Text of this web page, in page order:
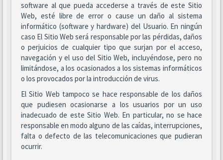
software al que pueda accederse a través de este Sitio
Web, esté libre de error o cause un daño al sistema
informático (software y hardware) del Usuario. En ningún
caso El Sitio Web será responsable por las pérdidas, daños
o perjuicios de cualquier tipo que surjan por el acceso,
navegación y el uso del Sitio Web, incluyéndose, pero no
limitándose, a los ocasionados a los sistemas informáticos
o los provocados por la introducción de virus.
El Sitio Web tampoco se hace responsable de los daños
que pudiesen ocasionarse a los usuarios por un uso
inadecuado de este Sitio Web. En particular, no se hace
responsable en modo alguno de las caídas, interrupciones,
falta o defecto de las telecomunicaciones que pudieran
ocurrir.